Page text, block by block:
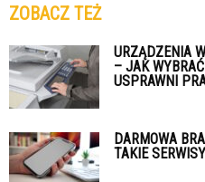
ZOBACZ TEŻ
URZĄDZENIA
– JAK
USPRAWNI
DARMOWA
TAKIE